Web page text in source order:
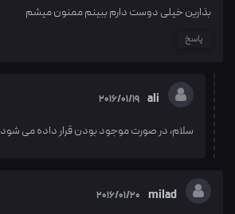
بذارین خیلی دوست دارم ببینم ممنون میشم
پاسخ
ali
2016/01/19
سلام، در صورت موجود بودن قرار داده می شود
milad
2016/01/20